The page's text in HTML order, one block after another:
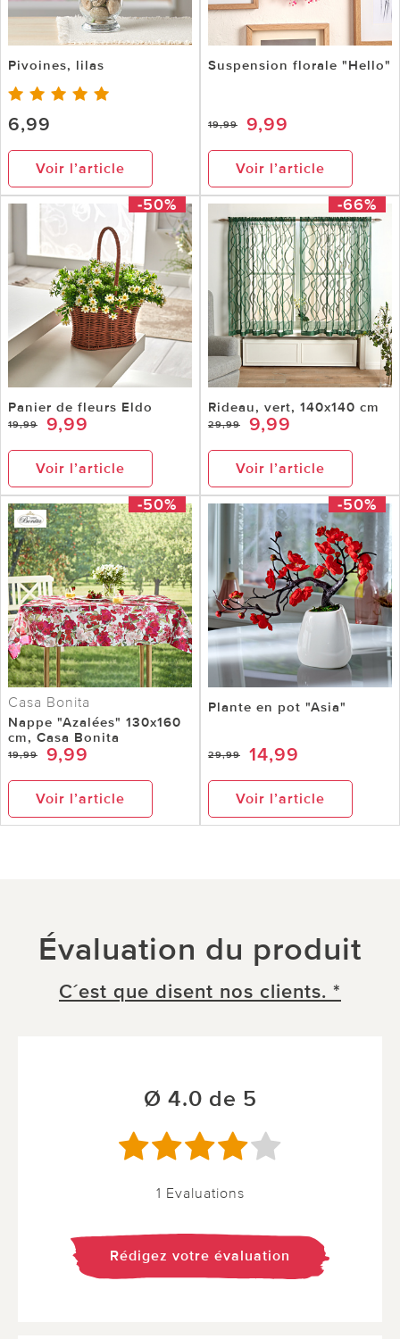
Pivoines, lilas
6,99
Voir l’article
Suspension florale "Hello"
19,99 9,99
Voir l’article
-50%
Panier de fleurs Eldo
19,99 9,99
Voir l’article
-66%
Rideau, vert, 140x140 cm
29,99 9,99
Voir l’article
-50%
Casa Bonita
Nappe "Azalées" 130x160
cm, Casa Bonita
19,99 9,99
Voir l’article
-50%
Plante en pot "Asia"
29,99 14,99
Voir l’article
Évaluation du produit
C´est que disent nos clients. *
Ø 4.0 de 5
1 Evaluations
Rédigez votre évaluation